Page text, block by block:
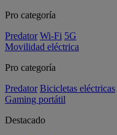
Pro categoría
Predator Wi-Fi 5G
Movilidad eléctrica
Pro categoría
Predator Bicicletas eléctricas
Gaming portátil
Destacado